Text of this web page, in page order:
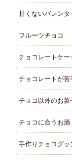
甘くないバレンタ
フルーツチョコ
チョコレートケー
チョコレートが苦
チョコ以外のお菓
チョコに合うお酒
手作りチョコグッ